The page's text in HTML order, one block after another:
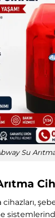
Su
cihazları,